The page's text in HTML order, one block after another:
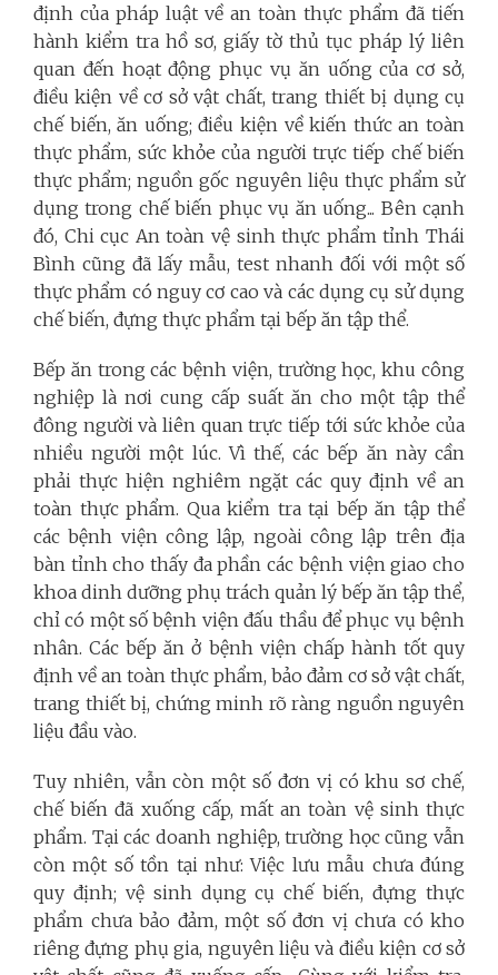
định của pháp luật về an toàn thực phẩm đã tiến
hành kiểm tra hồ sơ, giấy tờ thủ tục pháp lý liên
quan đến hoạt động phục vụ ăn uống của cơ sở,
điều kiện về cơ sở vật chất, trang thiết bị dụng cụ
chế biến, ăn uống; điều kiện về kiến thức an toàn
thực phẩm, sức khỏe của người trực tiếp chế biến
thực phẩm; nguồn gốc nguyên liệu thực phẩm sử
dụng trong chế biến phục vụ ăn uống... Bên cạnh
đó, Chi cục An toàn vệ sinh thực phẩm tỉnh Thái
Bình cũng đã lấy mẫu, test nhanh đối với một số
thực phẩm có nguy cơ cao và các dụng cụ sử dụng
chế biến, đựng thực phẩm tại bếp ăn tập thể.
Bếp ăn trong các bệnh viện, trường học, khu công
nghiệp là nơi cung cấp suất ăn cho một tập thể
đông người và liên quan trực tiếp tới sức khỏe của
nhiều người một lúc. Vì thế, các bếp ăn này cần
phải thực hiện nghiêm ngặt các quy định về an
toàn thực phẩm. Qua kiểm tra tại bếp ăn tập thể
các bệnh viện công lập, ngoài công lập trên địa
bàn tỉnh cho thấy đa phần các bệnh viện giao cho
khoa dinh dưỡng phụ trách quản lý bếp ăn tập thể,
chỉ có một số bệnh viện đấu thầu để phục vụ bệnh
nhân. Các bếp ăn ở bệnh viện chấp hành tốt quy
định về an toàn thực phẩm, bảo đảm cơ sở vật chất,
trang thiết bị, chứng minh rõ ràng nguồn nguyên
liệu đầu vào.
Tuy nhiên, vẫn còn một số đơn vị có khu sơ chế,
chế biến đã xuống cấp, mất an toàn vệ sinh thực
phẩm. Tại các doanh nghiệp, trường học cũng vẫn
còn một số tồn tại như: Việc lưu mẫu chưa đúng
quy định; vệ sinh dụng cụ chế biến, đựng thực
phẩm chưa bảo đảm, một số đơn vị chưa có kho
riêng đựng phụ gia, nguyên liệu và điều kiện cơ sở